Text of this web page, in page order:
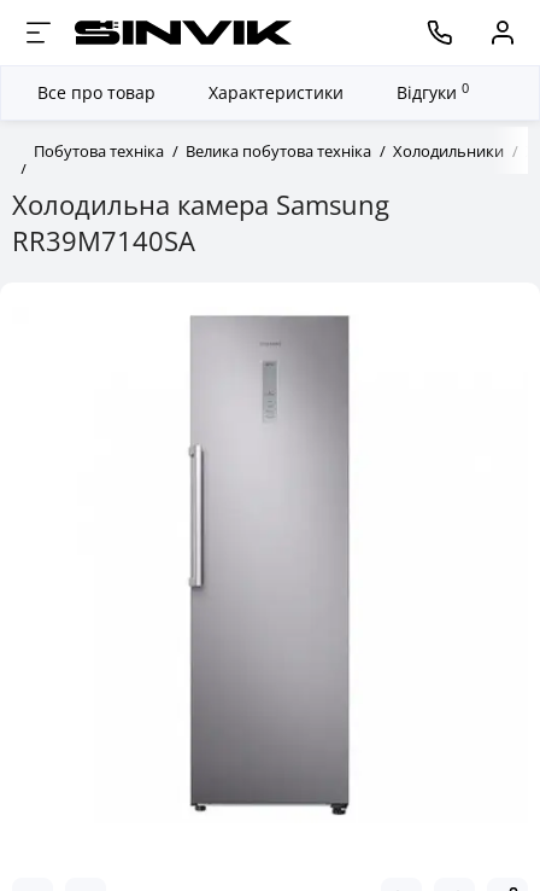
Побутова техніка Велика побутова техніка Холодильники
Холодильна камера Samsung
RR39M7140SA
Все про товар Характеристики Відгуки 0